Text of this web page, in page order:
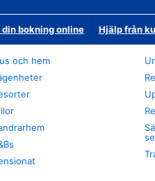
din bokning online Hjälp från
och hem